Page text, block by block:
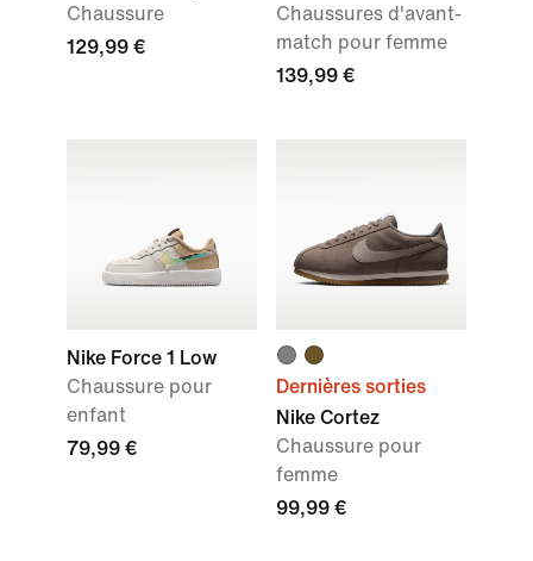
Chaussure
129,99 €
Chaussures d'avant-
match pour femme
139,99 €
Nike Force 1 Low
Chaussure pour
enfant
79,99 €
Dernières sorties
Nike Cortez
Chaussure pour
femme
99,99 €